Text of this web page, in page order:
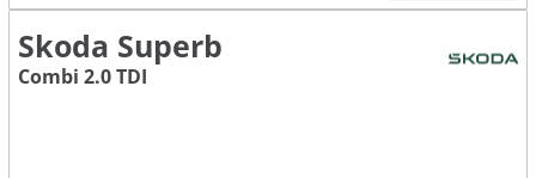
Skoda Superb
Combi 2.0 TDI